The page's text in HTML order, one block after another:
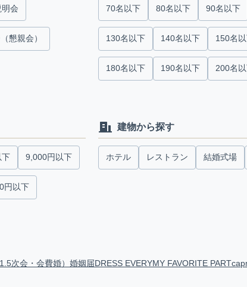
明会
懇親会）
70名以下 80名以下 90名以下
130名以下 140名以下 150名
180名以下 190名以下 200名
下 9,000円以下
円以下
建物から探す
ホテル レストラン 結婚式場
次会・会費婚） 婚姻届DRESS EVERYMY FAVORITE PART